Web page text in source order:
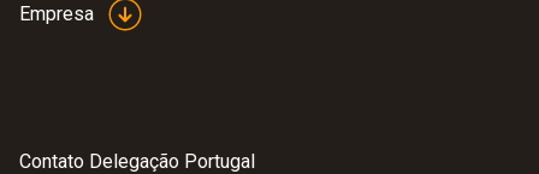
Empresa
Contato Delegação Portugal